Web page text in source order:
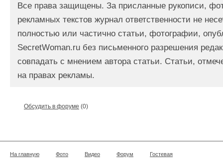
Все права защищены. За присланные рукописи,
рекламных текстов журнал ответственности не
полностью или частично статьи, фотографии,
SecretWoman.ru без письменного разрешения
совпадать с мнением автора статьи. Статьи,
на правах рекламы.
Обсудить в форуме (0)
На главную Фото Видео Форум Гостевая